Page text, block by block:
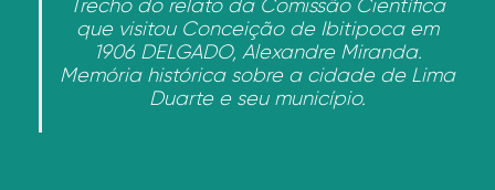
Trecho do relato da Comissão Científica
que visitou Conceição de Ibitipoca em
1906 DELGADO, Alexandre Miranda.
Memória histórica sobre a cidade de Lima
Duarte e seu município.